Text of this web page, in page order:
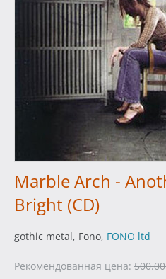
Marble Arch -
Bright (CD)
gothic metal, Fono, FONO ltd
Рекомендованная цена: 500.00